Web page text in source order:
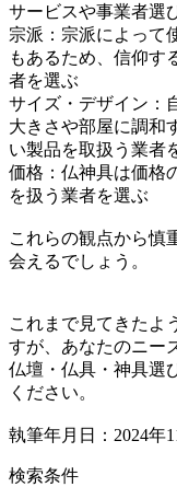
サービスや事業者選
宗派：宗派によって
もあるため、信仰す
者を選ぶ
サイズ・デザイン：
大きさや部屋に調和
い製品を取扱う業者
価格：仏神具は価格
を扱う業者を選ぶ
これらの観点から慎
会えるでしょう。
これまで見てきたよ
すが、あなたのニー
仏壇・仏具・神具選
ください。
執筆年月日：2024年
検索条件